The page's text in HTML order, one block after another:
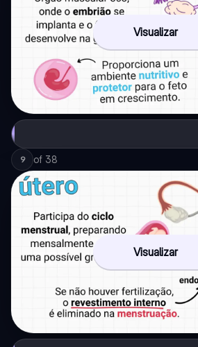
Visualizar
9 of 38
Visualizar